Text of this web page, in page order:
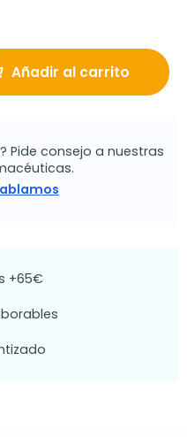
Añadir al carrito
Pide consejo a nuestras
+65€